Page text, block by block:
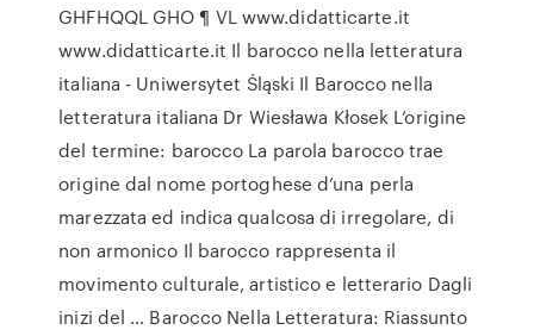
GHFHQQL GHO ¶ VL www.didatticarte.it
www.didatticarte.it Il barocco nella letteratura
italiana - Uniwersytet Śląski Il Barocco nella
letteratura italiana Dr Wiesława Kłosek L’origine
del termine: barocco La parola barocco trae
origine dal nome portoghese d’una perla
marezzata ed indica qualcosa di irregolare, di
non armonico Il barocco rappresenta il
movimento culturale, artistico e letterario Dagli
inizi del … Barocco Nella Letteratura: Riassunto